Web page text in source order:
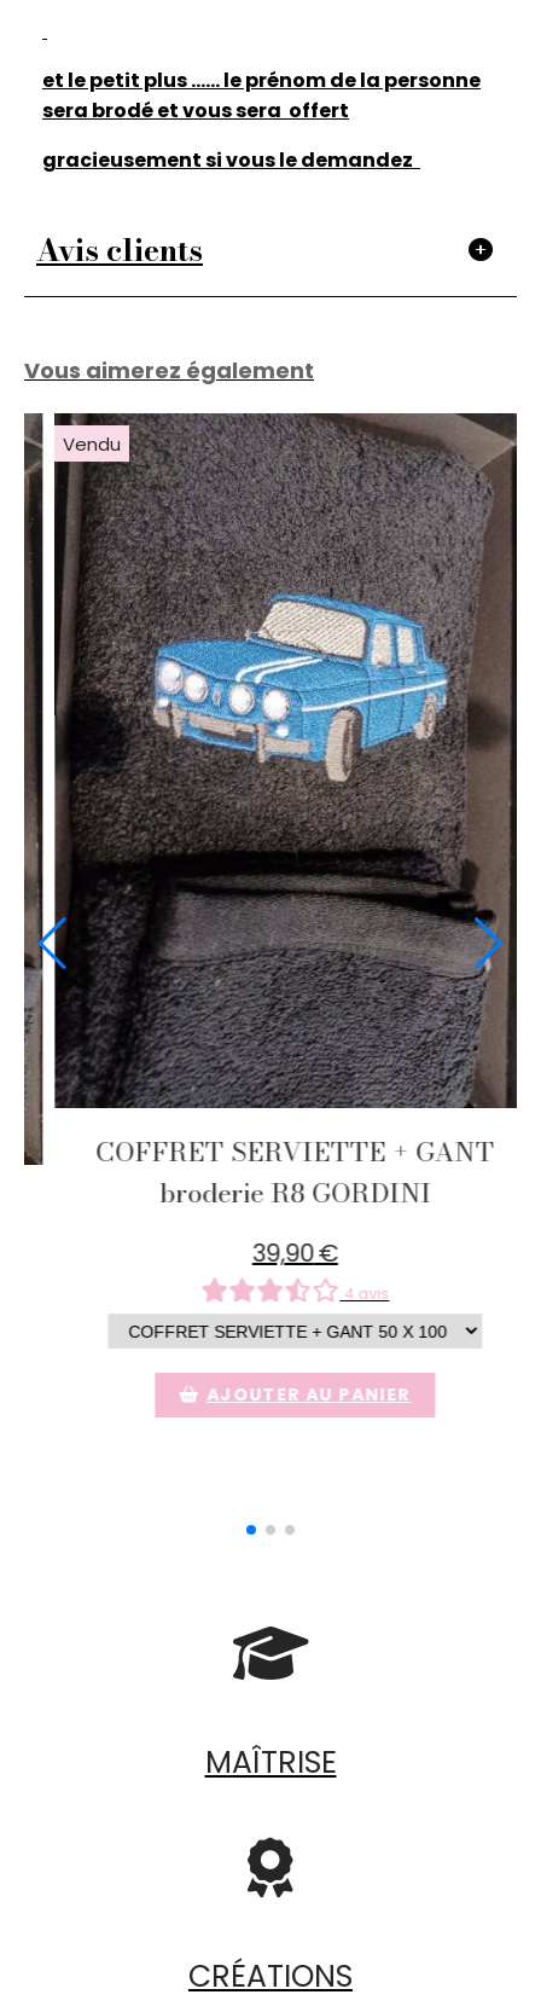
et le petit plus ...... le prénom de la personne
sera brodé et vous sera offert
gracieusement si vous le demandez
Avis clients
Vous aimerez également
+
COFFRET SERVIETTE +
broderie DAUPHINE
39,90€
0 avis
Vendu

MAÎTRISE

CRÉATIONS